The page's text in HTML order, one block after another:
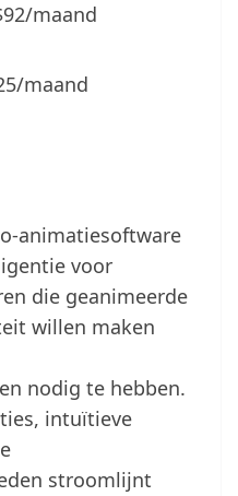
maand
maand
animatiesoftware
voor
die geanimeerde
willen maken
nodig te hebben.
intuïtieve
stroomlijnt